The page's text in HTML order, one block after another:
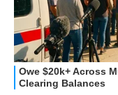
HOW TO